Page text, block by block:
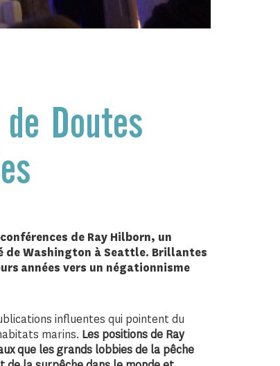
Doutes
de Ray Hilborn, un
de Washington à Seattle. Brillantes
années vers un négationnisme
influentes qui pointent du
marins. Les positions de Ray
que les grands lobbies de la pêche